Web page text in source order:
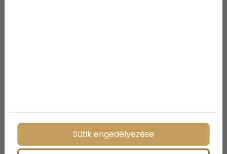
Sütik engedélyezése